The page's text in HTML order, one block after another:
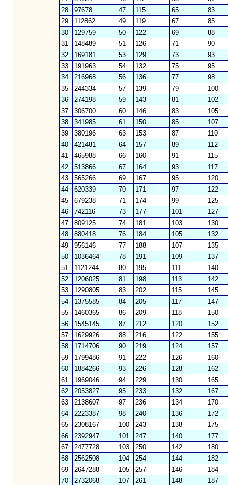
28
97678 47 115 65
83
29
112862 49 119 67
85
30
129759 50 122 69
88
31
148489 51 126 71
90
32
169181 53 129 73
93
33
191963 54 132 75
95
34
216968 56 136 77
98
35
244334 57 139 79
100
36
274198 59 143 81
102
37
306700 60 146 83
105
38
341985 61 150 85
107
39
380196 63 153 87
110
40
421481 64 157 89
112
41
465988 66 160 91
115
42
513866 67 164 93
117
43
565266 69 167 95
120
44
620339 70 171 97
122
45
679238 71 174 99
125
46
742116 73 177 101
127
47
809125 74 181 103
130
48
880418 76 184 105
132
49
956146 77 188 107
135
50
1036464 78 191 109
137
51
1121244 80 195 111
140
52
1206025 81 198 113
142
53
1290805 83 202 115
145
54
1375585 84 205 117
147
55
1460365 86 209 118
150
56
1545145 87 212 120
152
57
1629926 88 216 122
155
58
1714706 90 219 124
157
59
1799486 91 222 126
160
60
1884266 93 226 128
162
61
1969046 94 229 130
165
62
2053827 95 233 132
167
63
2138607 97 236 134
170
64
2223387 98 240 136
172
65
2308167 100 243 138
175
66
2392947 101 247 140
177
67
2477728 103 250 142
180
68
2562508 104 254 144
182
69
2647288 105 257 146
184
70
2732068 107 261 148
187